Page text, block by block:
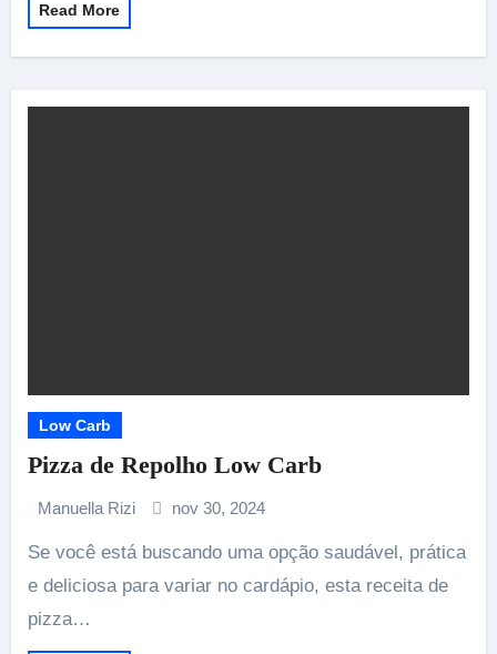
Read More
Low Carb
Pizza de Repolho Low Carb
Manuella Rizi nov 30, 2024
Se você está buscando uma opção saudável, prática
e deliciosa para variar no cardápio, esta receita de
pizza…